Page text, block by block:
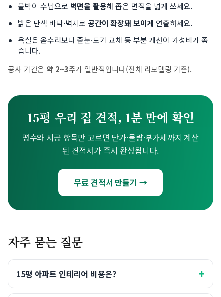
붙박이 수납으로 벽면을 활용해 좁은 면적을 넓게 쓰세요.
밝은 단색 바닥·벽지로 공간이 확장돼 보이게 연출하세요.
욕실은 올수리보다 줄눈·도기 교체 등 부분 개선이 가성비가 좋
습니다.
공사 기간은 약 2~3주가 일반적입니다(전체 리모델링 기준).
15평 우리 집 견적, 1분 만에 확인
평수와 시공 항목만 고르면 단가·물량·부가세까지 계산
된 견적서가 즉시 완성됩니다.
무료 견적서 만들기 →
자주 묻는 질문
15평 아파트 인테리어 비용은? +